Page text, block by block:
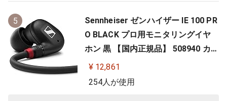
5
Sennheiser ゼンハイザー IE 100 PR
O BLACK プロ用モニタリングイヤ
ホン 黒 【国内正規品】 508940 カナ
ル型 有線イヤホン
¥ 12,861
254人が使用